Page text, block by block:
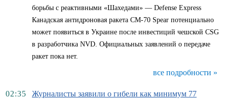
борьбы с реактивными «Шахедами» — Defense Express
Канадская антидроновая ракета CM-70 Spear потенциально
может появиться в Украине после инвестиций чешской CSG
в разработчика NVD. Официальных заявлений о передаче
ракет пока нет.
все подробности »
02:35
Журналисты заявили о гибели как минимум 77